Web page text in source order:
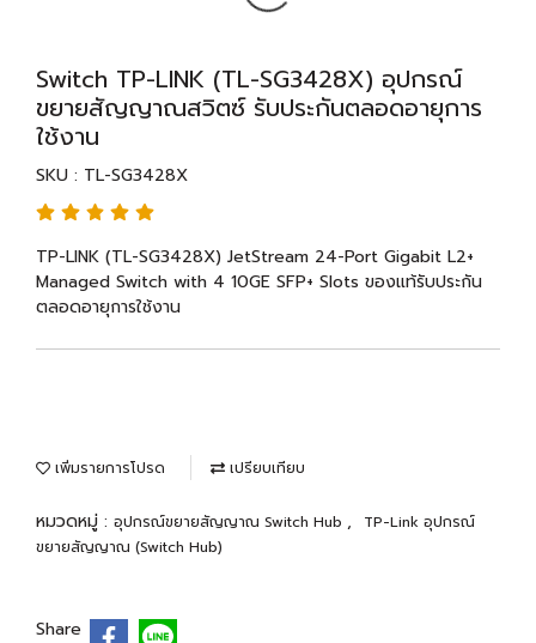
Switch TP-LINK (TL-SG3428X) อุปกรณ์
ขยายสัญญาณสวิตซ์ รับประกันตลอดอายุการ
ใช้งาน
SKU : TL-SG3428X
TP-LINK (TL-SG3428X) JetStream 24-Port Gigabit L2+
Managed Switch with 4 10GE SFP+ Slots ของแท้รับประกัน
ตลอดอายุการใช้งาน
เพิ่มรายการโปรด เปรียบเทียบ
หมวดหมู่ : อุปกรณ์ขยายสัญญาณ Switch Hub ,
TP-Link อุปกรณ์
ขยายสัญญาณ (Switch Hub)
Share